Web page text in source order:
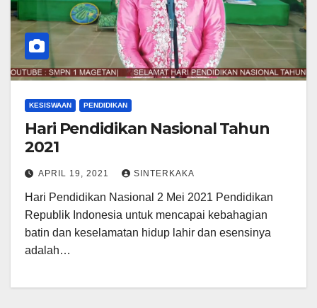
KESISWAAN PENDIDIKAN
Hari Pendidikan Nasional Tahun
2021
APRIL 19, 2021 SINTERKAKA
Hari Pendidikan Nasional 2 Mei 2021 Pendidikan
Republik Indonesia untuk mencapai kebahagian
batin dan keselamatan hidup lahir dan esensinya
adalah…